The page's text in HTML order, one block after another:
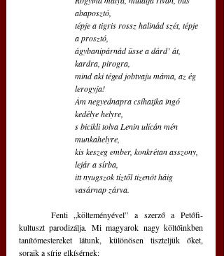
abaposztó,
tépje a tigris rossz halinád szét, tépje
a prosztó,
ágybanipárnád üsse a dárd’ át,
kardra, pirogra,
mind aki téged jobtvaju máma, az ég
lerogyja!
Ám negyednapra csíhatjka ingó
kedélye helyre,
s bicikli tolva Lenin ulícán mén
munkahelyre,
kis keszeg ember, konkrétan asszony,
lejár a sírba,
itt nyugszok tíztől tizenöt háig
vasárnap zárva.
kultuszt parodizálja. Mi magyarok nagy költőinkben
tanítómestereket látunk, különösen tiszteljük őket,
soraik a sírig elkísérnek: